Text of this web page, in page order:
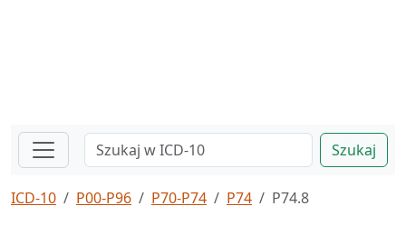
Szukaj
ICD-10 P00-P96 P70-P74 P74 P74.8